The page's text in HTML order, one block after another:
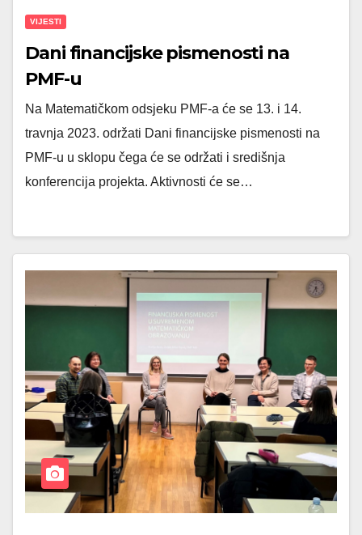
VIJESTI
Dani financijske pismenosti na
PMF-u
Na Matematičkom odsjeku PMF-a će se 13. i 14.
travnja 2023. održati Dani financijske pismenosti na
PMF-u u sklopu čega će se održati i središnja
konferencija projekta. Aktivnosti će se…